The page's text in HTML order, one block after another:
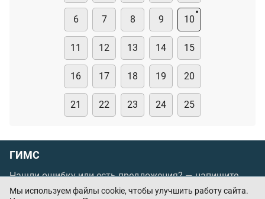
6 7 8 9 10
11 12 13 14 15
16 17 18 19 20
21 22 23 24 25
ГИМС
Нашли ошибку или есть предложения? —напишите
нам
Мы используем файлы cookie, чтобы улучшить работу сайта.